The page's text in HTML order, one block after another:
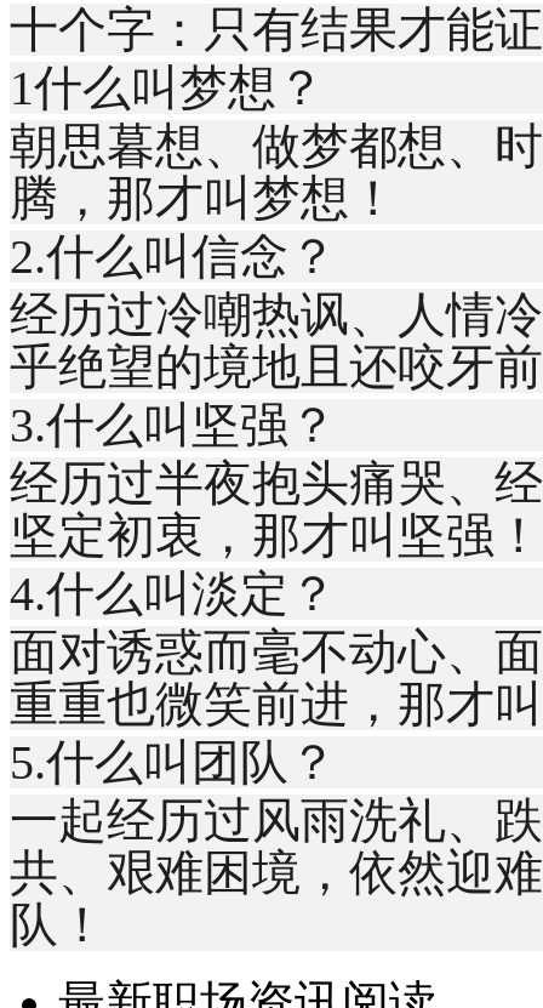
十个字：只有结果才能
1什么叫梦想？
朝思暮想、做梦都想、
腾，那才叫梦想！
2.什么叫信念？
经历过冷嘲热讽、人情
乎绝望的境地且还咬牙
3.什么叫坚强？
经历过半夜抱头痛哭、
坚定初衷，那才叫坚强！
4.什么叫淡定？
面对诱惑而毫不动心、
重重也微笑前进，那才
5.什么叫团队？
一起经历过风雨洗礼、
共、艰难困境，依然迎
队！